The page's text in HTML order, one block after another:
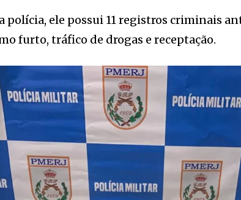
polícia, ele possui 11 registros criminais
furto, tráfico de drogas e receptação.